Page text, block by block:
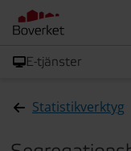
E-tjänster
Statistikverktyg